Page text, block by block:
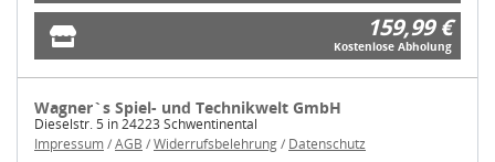
159,99 €
Kostenlose Abholung
Wagner`s Spiel- und Technikwelt GmbH
Dieselstr. 5 in 24223 Schwentinental
Impressum/AGB /Widerrufsbelehrung/ Datenschutz